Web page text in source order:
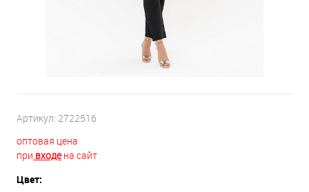
Артикул: 2722516
оптовая цена
при входена сайт
Цвет: